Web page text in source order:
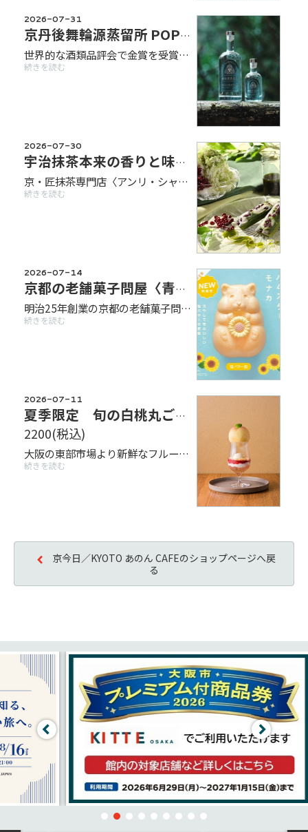
2026-07-31
京丹後舞輪源蒸留所 POP UP
世界的な酒類品評会で金賞を受賞した、京丹後舞輪源蒸留所のフレッシュクラフトジンをご紹介。 京丹後の自然を凝縮し、標高620メートルの地で丁寧に蒸留。素材本来の風味を生かしながら、豊かな丹後の森を想わせる香りと味わいに仕上げています。 今回は、希少なプレミアムラインも数量限定でご用意いたしました。 また、期間中の土日には試飲販売も実施いたします。ぜひこの機会にお立ち寄りください。 期間：8月1日（土）～8月9日（日） 試飲販売日：8月1日（土）・2日（日）・8日（土）・9日（日）各日13時～17時 販売商品 ●舞輪源エクストラフレッシュクラフトジン2024 (プレミアム) 700ml 29,700円（税込） 使用するボタニカルは、この蒸留所を象徴する3種のみ。 山のジュニパーベリー「京丹後産 ネズミサシ」、海のジュニパーベリー「京丹後産 ハイネズ」、舞輪源蒸留所のある国定公園山頂で採れた「生蜂蜜」。 すべて京丹後産100％の素材を用いた、特別な一本です。 ●舞輪源フレッシュクラフトジン(オリジナル) 200ml 2,310円（税込） 700ml 5,610円（税込） 丹後の自然から採取した植物を含む14種のボタニカルを使用。標高620メートルの地で蒸留し、素材本来の風味を生かしながら、豊かな丹後の森を想わせる香りと味わいに仕上げています。山の高地から湧き出る硬度10の「超軟水」、山の麓から得られる硬度180の「超硬水」。丹後半島が育む2種類の水を贅沢にブレンドしています。 販売場所：京今日
続きを読む
2026-07-30
宇治抹茶本来の香りと味を楽しめるフィナンシェ
京・匠抹茶専門店〈アンリ・シャルパンティエ-HANARE-〉POPUP 日本遺産に認定されているほど美しい茶畑が広がるお茶の産地「京都・和束町」。茶源郷とも呼ばれるこの地で育てられた質の高い茶葉の中から、茶師十段とシェフが厳選し、アンリ・シャルパンティエ独自の宇治抹茶を生み出しました。抹茶と洋菓子、それぞれの匠がそれぞれの技を結集させて作った抹茶スイーツをぜひお愉しみください。 販売期間：7月31日（金）～9月9日(水) 【商品一例】 ●京・匠抹茶フィナンシェ〈みるく宇治金時〉 京都の夏を感じて頂きたい。そんな想いから、京・匠抹茶フィナンシェに小豆とミルクジャムを生地に練り込み、京都の夏の風物詩”宇治金時かき氷”を表現しました。茶師十段・東源兵衛氏と共同開発された宇治抹茶に小豆とミルクを足すことで、品の良い甘みが際立ちます。かき氷としての味わいを楽しんでもらうために、冷やしても美味しく召し上がれるように仕上げました。 ●京・匠抹茶フィナンシェ 京都・和束町で育てられた茶葉からフィナンシェに合うものだけを独⾃に厳選。抹茶本来の風味をしっかりと⽣かしたフィナンシェです。 ●京・匠抹茶クリームサンドクッキー 石臼でじっくり挽いた宇治抹茶を使用し、ほろ苦く深みのある味わいのラングドシャ生地に仕上げました。中のクリームにも抹茶を使用しており、ひと口食べた瞬間、抹茶の香りが口いっぱいに広がります。 販売場所：京今日
続きを読む
2026-07-14
京都の老舗菓子問屋〈青木光悦堂〉 POP UP
明治25年創業の京都の老舗菓子問屋・青木光悦堂。 懐かしさを感じるお菓子や、新商品の「ハムスターモナカ 塩バター餡」、夏らしい涼菓など、世代を問わず楽しめる和菓子を取り揃えました。 期間：7月15日（水）～7月30日(木)まで 商品一例 ●ハムスターモナカ 塩バター餡 2個入 929円（税込） 大人気のハムスターモナカに新商品「塩バター餡」が仲間入り。香ばしいモナカ皮と、やさしい甘さの塩バター餡をお好みで挟んで楽しめます。ひまわり型の落雁付きで、夏らしいパッケージは手土産にも◎ ●ふわきぬカステラ 6個入 519円（税込） 絹のようになめらかな口あたりと、ふんわりとした食感が魅力のカステラ。練乳とはちみつを使用したやさしい甘さで、幅広い世代に親しまれています。 ●パチパチゼリー（サイダー・レモンスカッシュ） 各303円（税込） 懐かしいラムネを思わせるゼリーに、パチパチ弾けるキャンディをかけて楽しむ新感覚スイーツ。サイダー味とレモンスカッシュ味の2種類をご用意。爽やかな味わいと楽しい食感で、暑い季節にぴったりの商品です。 ●金魚ゼリー（ぶどう・白桃・みかん） 各270円（税込） 金魚が泳いでいるような涼しげな見た目のゼリー。ぶどう・白桃・みかんの爽やかな味わいが楽しめる、夏におすすめの商品です。 販売場所：京今日
続きを読む
2026-07-11
夏季限定 旬の白桃丸ごとフルーツパフェ
2200(税込)
大阪の東部市場より新鮮なフルーツを届けていただいております。 夏場は見た目からもシズル感のある白桃を丸ごと使った フルーツパフェが登場！！ ジュレやカスタードと一緒に旬のフルーツを楽しんでください。
続きを読む
京今日／KYOTO あのん CAFEのショップページへ戻
る